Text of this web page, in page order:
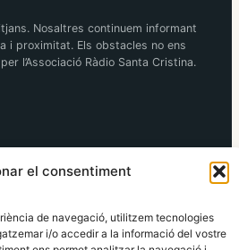
el consentiment
de navegació, utilitzem tecnologies
i/o accedir a la informació del vostre
Nosaltres continuem informant
i proximitat. Els obstacles no ens
l’Associació Ràdio Santa Cristina.